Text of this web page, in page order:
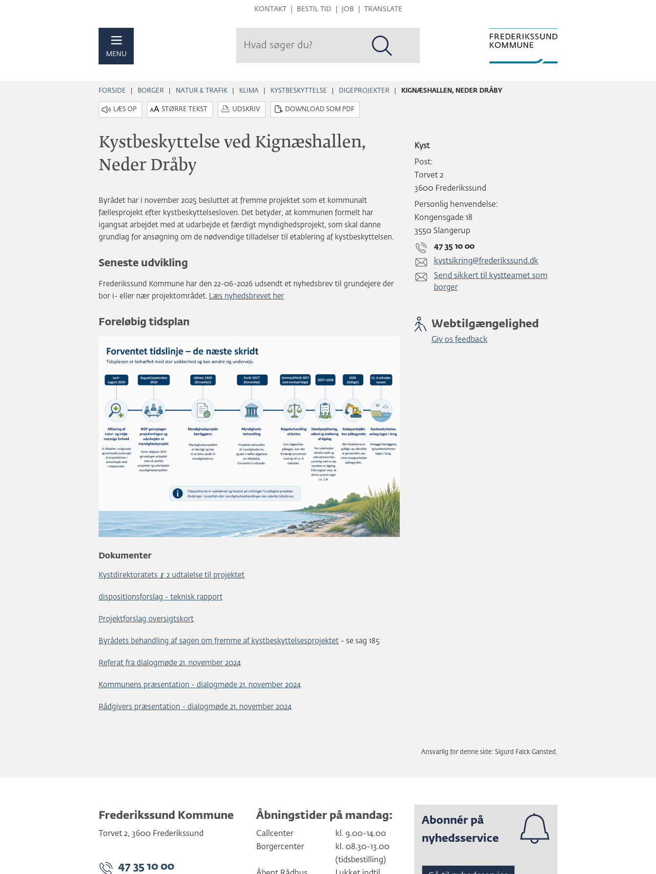
Hop
KONTAKT BESTIL TID JOB TRANSLATE
MENU
FORSIDE BORGER NATUR & TRAFIK KLIMA KYSTBESKYTTELSE DIGEPROJEKTER KIGNÆSHALLEN, NEDER DRÅBY
STØRRE TEKST UDSKRIV DOWNLOAD SOM PDF
Kystbeskyttelse ved Kignæshallen,
Neder Dråby
Byrådet har i november 2025 besluttet at fremme projektet som et kommunalt
fællesprojekt efter kystbeskyttelsesloven. Det betyder, at kommunen formelt har
igangsat arbejdet med at udarbejde et færdigt myndighedsprojekt, som skal danne
grundlag for ansøgning om de nødvendige tilladelser til etablering af kystbeskyttelsen.
Seneste udvikling
Frederikssund Kommune har den 22-06-2026 udsendt et nyhedsbrev til grundejere der
bor i- eller nær projektområdet.
Læs nyhedsbrevet her
Foreløbig tidsplan
Dokumenter
Kystdirektoratets § 2 udtalelse til projektet
dispositionsforslag - teknisk rapport
Projektforslag oversigtskort
Byrådets behandling af sagen om fremme af kystbeskyttelsesprojektet - se sag 185
Referat fra dialogmøde 21. november 2024
Kommunens præsentation - dialogmøde 21. november 2024
Rådgivers præsentation - dialogmøde 21. november 2024
Kyst
Post:
Torvet 2
3600 Frederikssund
Personlig henvendelse:
Kongensgade 18
3550 Slangerup
47 35 10 00
kystsikring@frederikssund.dk
Send sikkert til kystteamet som
borger
Webtilgængelighed
Giv os feedback
Ansvarlig for denne side: Sigurd Falck Gansted.
Frederikssund Kommune
Torvet 2, 3600 Frederikssund
47 35 10 00
Åbningstider på mandag:
Callcenter
kl. 9.00-14.00
Borgercenter
kl. 08.30-13.00
(tidsbestilling)
Abonnér på
nyhedsservice